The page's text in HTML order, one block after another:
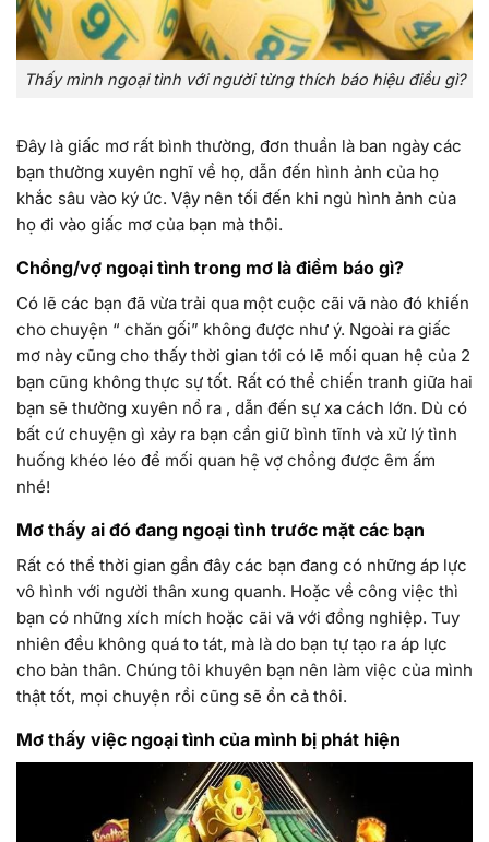
Thấy mình ngoại tình với người từng thích báo hiệu điều gì?
Đây là giấc mơ rất bình thường, đơn thuần là ban ngày các
bạn thường xuyên nghĩ về họ, dẫn đến hình ảnh của họ
khắc sâu vào ký ức. Vậy nên tối đến khi ngủ hình ảnh của
họ đi vào giấc mơ của bạn mà thôi.
Chồng/vợ ngoại tình trong mơ là điềm báo gì?
Có lẽ các bạn đã vừa trải qua một cuộc cãi vã nào đó khiến
cho chuyện “ chăn gối” không được như ý. Ngoài ra giấc
mơ này cũng cho thấy thời gian tới có lẽ mối quan hệ của 2
bạn cũng không thực sự tốt. Rất có thể chiến tranh giữa hai
bạn sẽ thường xuyên nổ ra , dẫn đến sự xa cách lớn. Dù có
bất cứ chuyện gì xảy ra bạn cần giữ bình tĩnh và xử lý tình
huống khéo léo để mối quan hệ vợ chồng được êm ấm
nhé!
Mơ thấy ai đó đang ngoại tình trước mặt các bạn
Rất có thể thời gian gần đây các bạn đang có những áp lực
vô hình với người thân xung quanh. Hoặc về công việc thì
bạn có những xích mích hoặc cãi vã với đồng nghiệp. Tuy
nhiên đều không quá to tát, mà là do bạn tự tạo ra áp lực
cho bản thân. Chúng tôi khuyên bạn nên làm việc của mình
thật tốt, mọi chuyện rồi cũng sẽ ổn cả thôi.
Mơ thấy việc ngoại tình của mình bị phát hiện